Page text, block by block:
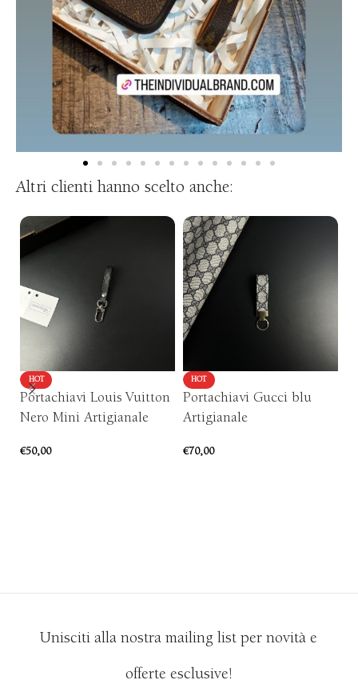
Altri clienti hanno scelto anche:
HOT
Portachiavi Louis Vuitton
Nero Mini Artigianale
€50,00
HOT
Portachiavi Gucci blu
Artigianale
€70,00
Unisciti alla nostra mailing list per novità e
offerte esclusive!